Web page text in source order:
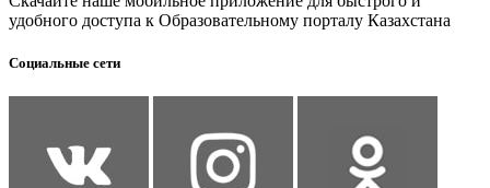
удобного доступа к Образовательному порталу Казахстана
Социальные сети